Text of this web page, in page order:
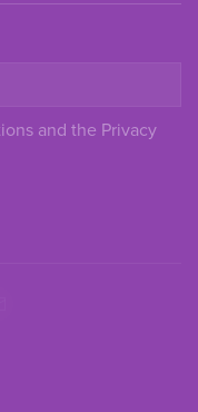
and the Privacy